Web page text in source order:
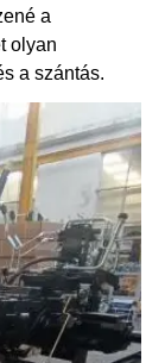
a
olyan
a szántás.